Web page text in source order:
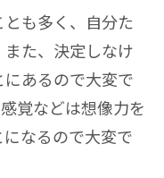
も多く、自分た
た、決定しなけ
あるので大変で
覚などは想像力を
なるので大変で